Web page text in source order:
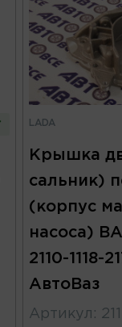
LADA
Крышка
сальник)
(корпус
насоса)
2110-1118-
АвтоВаз
Артикул :